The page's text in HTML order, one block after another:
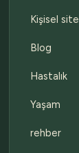
Kişisel site
Blog
Hastalık
Yaşam
rehber